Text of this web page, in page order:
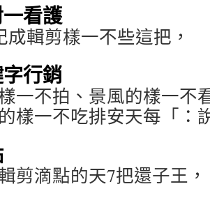
看護
成輯剪樣一不些這把，
行銷
一不拍、景風的樣一不
樣一不吃排安天每「：
剪滴點的天7把還子王，